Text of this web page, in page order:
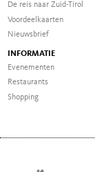
De reis naar Zuid-Tirol
Voordeelkaarten
Nieuwsbrief
INFORMATIE
Evenementen
Restaurants
Shopping